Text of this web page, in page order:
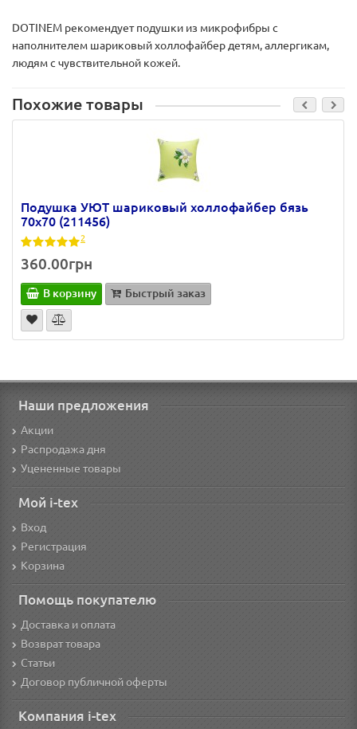
DOTINEM рекомендует подушки из микрофибры с
наполнителем шариковый холлофайбер детям, аллергикам,
людям с чувствительной кожей.
Похожие товары
Подушка УЮТ шариковый холлофайбер бязь
70х70 (211456)
2
360.00грн
В корзину Быстрый заказ
Наши предложения
Акции
Распродажа дня
Уцененные товары
Мой i-tex
Вход
Регистрация
Корзина
Помощь покупателю
Доставка и оплата
Возврат товара
Статьи
Договор публичной оферты
Компания i-tex